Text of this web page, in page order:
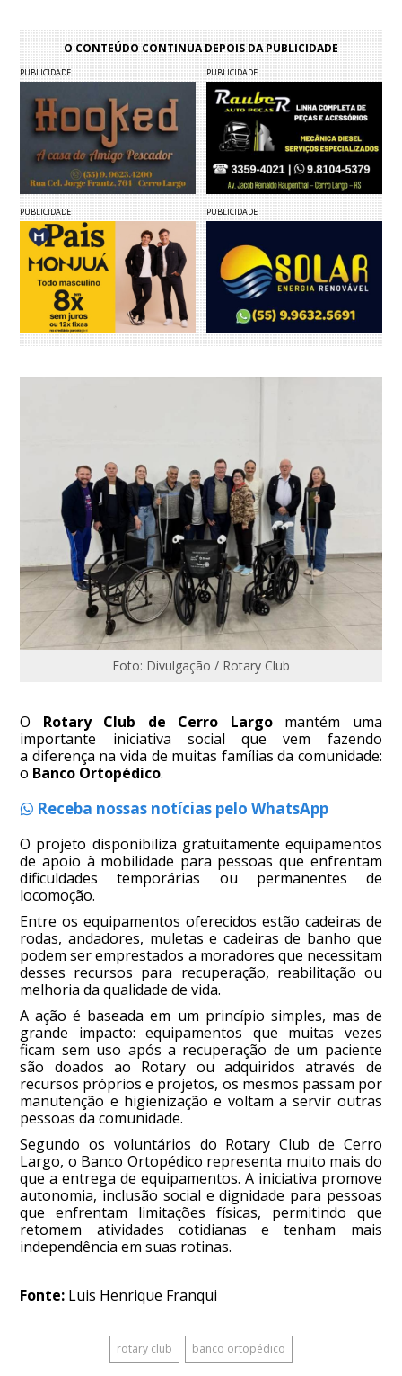
O CONTEÚDO CONTINUA DEPOIS DA PUBLICIDADE
PUBLICIDADE PUBLICIDADE
PUBLICIDADE PUBLICIDADE
Foto: Divulgação / Rotary Club
O Rotary Club de Cerro Largomantém uma
importante iniciativa social que vem fazendo
a diferença na vida de muitas famílias da comunidade:
o Banco Ortopédico.
Receba nossas notícias pelo WhatsApp
O projeto disponibiliza gratuitamente equipamentos
de apoio à mobilidade para pessoas que enfrentam
dificuldades temporárias ou permanentes de
locomoção.
Entre os equipamentos oferecidos estão cadeiras de
rodas, andadores, muletas e cadeiras de banho que
podem ser emprestados a moradores que necessitam
desses recursos para recuperação, reabilitação ou
melhoria da qualidade de vida.
A ação é baseada em um princípio simples, mas de
grande impacto: equipamentos que muitas vezes
ficam sem uso após a recuperação de um paciente
são doados ao Rotary ou adquiridos através de
recursos próprios e projetos, os mesmos passam por
manutenção e higienização e voltam a servir outras
pessoas da comunidade.
Segundo os voluntários do Rotary Club de Cerro
Largo, o Banco Ortopédico representa muito mais do
que a entrega de equipamentos. A iniciativa promove
autonomia, inclusão social e dignidade para pessoas
que enfrentam limitações físicas, permitindo que
retomem atividades cotidianas e tenham mais
independência em suas rotinas.
Fonte: Luis Henrique Franqui
rotary club banco ortopédico